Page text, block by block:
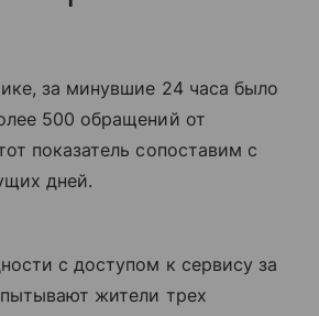
за минувшие 24 часа было
500 обращений от
показатель сопоставим с
дней.
с доступом к сервису за
жители трех